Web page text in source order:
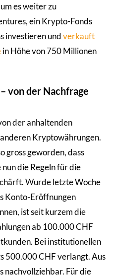
es weiter zu
ein Krypto-Fonds
investieren undverkauft
in Höhe von 750 Millionen
von der Nachfrage
der anhaltenden
Kryptowährungen.
gross geworden, dass
nun die Regeln für die
Wurde letzte Woche
Konto-Eröffnungen
ist seit kurzem die
ab 100.000 CHF
Bei institutionellen
500.000 CHF verlangt. Aus
nachvollziehbar. Für die